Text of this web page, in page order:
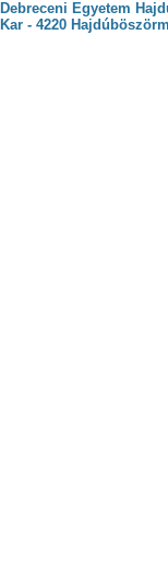
Debreceni Egyetem
Kar - 4220